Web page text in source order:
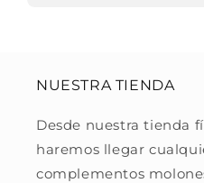
NUESTRA TIENDA
Desde nuestra tienda
haremos llegar
complementos